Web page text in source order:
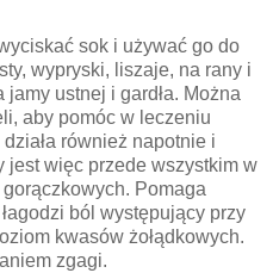
sok i używać go do
wypryski, liszaje, na rany i
ustnej i gardła. Można
aby pomóc w leczeniu
również napotnie i
jest więc przede wszystkim w
Pomaga
ból występujący przy
kwasów żołądkowych.
zgagi.